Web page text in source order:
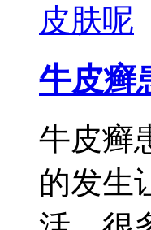
牛皮癣
牛皮癣
的发生